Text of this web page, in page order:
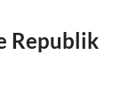
Republik